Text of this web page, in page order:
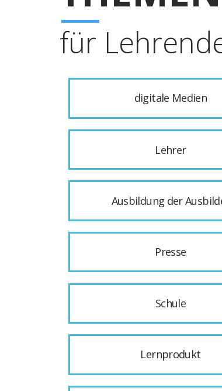
für
digitale Medien
Lehrer
Ausbildung der
Presse
Schule
Lernprodukt